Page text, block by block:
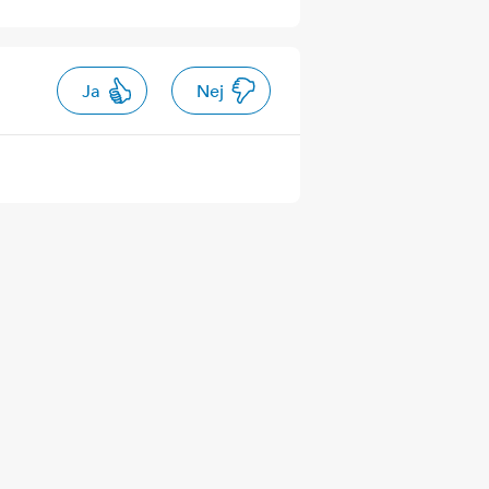
Ja Nej